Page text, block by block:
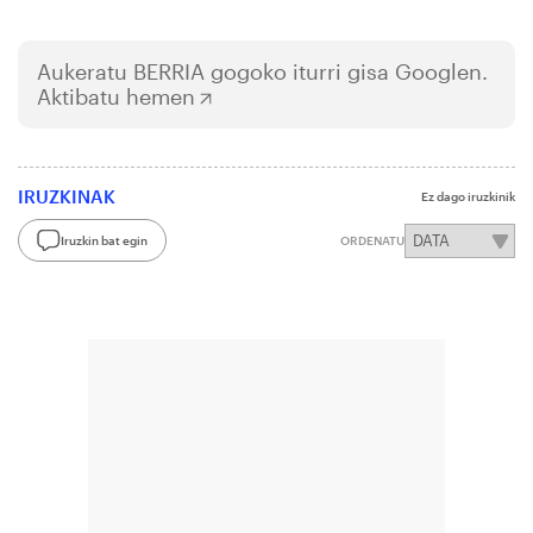
Aukeratu BERRIA gogoko iturri gisa Googlen.
Aktibatu hemen
IRUZKINAK Ez dago iruzkinik
Iruzkin bat egin ORDENATU